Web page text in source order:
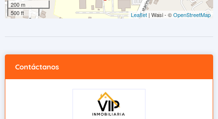
200 m
500 ft
Leaflet | Wasi - ©OpenStreetMap
Contáctanos